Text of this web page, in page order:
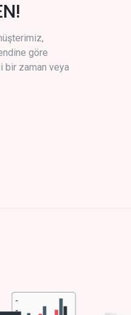
göre
bir zaman veya